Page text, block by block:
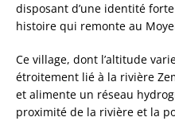
disposant d’une identité
histoire qui remonte au
Ce village, dont l’altitude
étroitement lié à la rivière
et alimente un réseau
proximité de la rivière et la